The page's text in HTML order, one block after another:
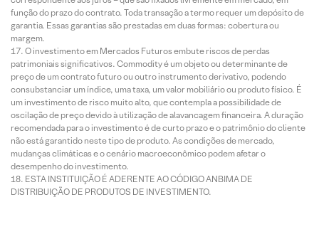
função do prazo do contrato. Toda transação a termo requer um depósito de
garantia. Essas garantias são prestadas em duas formas: cobertura ou
margem.
O investimento em Mercados Futuros embute riscos de perdas
patrimoniais significativos. Commodity é um objeto ou determinante de
preço de um contrato futuro ou outro instrumento derivativo, podendo
consubstanciar um índice, uma taxa, um valor mobiliário ou produto físico. É
um investimento de risco muito alto, que contempla a possibilidade de
oscilação de preço devido à utilização de alavancagem financeira. A duração
recomendada para o investimento é de curto prazo e o patrimônio do cliente
não está garantido neste tipo de produto. As condições de mercado,
mudanças climáticas e o cenário macroeconômico podem afetar o
desempenho do investimento.
ESTA INSTITUIÇÃO É ADERENTE AO CÓDIGO ANBIMA DE
DISTRIBUIÇÃO DE PRODUTOS DE INVESTIMENTO.